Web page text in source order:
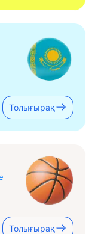
Толығырақ
Толығырақ